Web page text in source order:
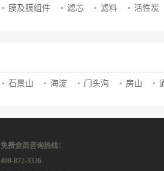
膜及膜组件 滤芯 滤料 活性炭
石景山 海淀 门头沟 房山
免费会员咨询热线：
400-872-3336